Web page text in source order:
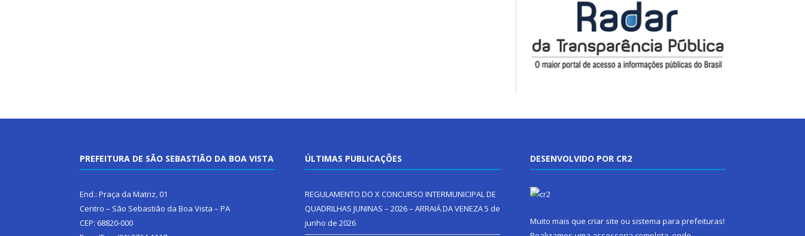
PREFEITURA DE SÃO SEBASTIÃO DA BOA VISTA
End.: Praça da Matriz, 01
Centro – São Sebastião da Boa Vista – PA
CEP: 68820-000
ÚLTIMAS PUBLICAÇÕES
REGULAMENTO DO X CONCURSO INTERMUNICIPAL DE
QUADRILHAS JUNINAS – 2026 – ARRAIÁ DA VENEZA5 de
junho de 2026
DESENVOLVIDO POR CR2
Muito mais que criar site ou sistema para prefeituras!